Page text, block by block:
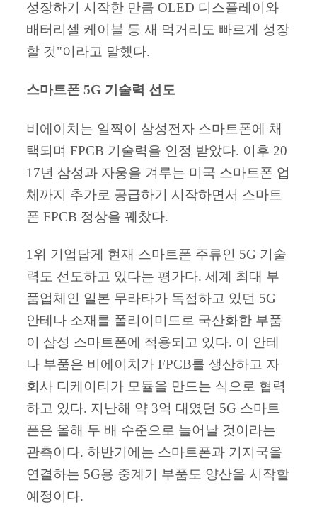
성장하기 시작한 만큼 OLED 디스플레이와
배터리셀 케이블 등 새 먹거리도 빠르게 성장
할 것"이라고 말했다.
스마트폰 5G 기술력 선도
비에이치는 일찍이 삼성전자 스마트폰에 채
택되며 FPCB 기술력을 인정 받았다. 이후 20
17년 삼성과 자웅을 겨루는 미국 스마트폰 업
체까지 추가로 공급하기 시작하면서 스마트
폰 FPCB 정상을 꿰찼다.
1위 기업답게 현재 스마트폰 주류인 5G 기술
력도 선도하고 있다는 평가다. 세계 최대 부
품업체인 일본 무라타가 독점하고 있던 5G
안테나 소재를 폴리이미드로 국산화한 부품
이 삼성 스마트폰에 적용되고 있다. 이 안테
나 부품은 비에이치가 FPCB를 생산하고 자
회사 디케이티가 모듈을 만드는 식으로 협력
하고 있다. 지난해 약 3억 대였던 5G 스마트
폰은 올해 두 배 수준으로 늘어날 것이라는
관측이다. 하반기에는 스마트폰과 기지국을
연결하는 5G용 중계기 부품도 양산을 시작할
예정이다.